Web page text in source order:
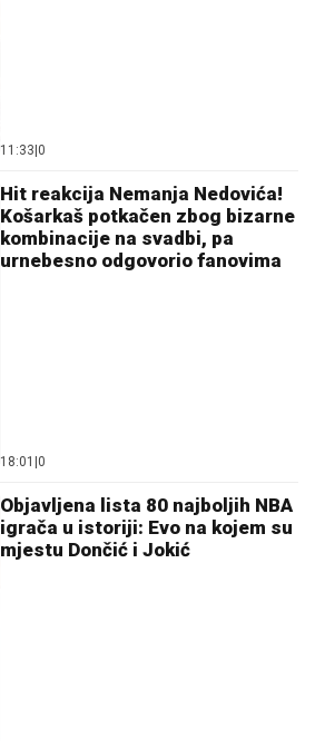
11:33 0
Hit reakcija Nemanja Nedovića!
Košarkaš potkačen zbog bizarne
kombinacije na svadbi, pa
urnebesno odgovorio fanovima
18:01 0
Objavljena lista 80 najboljih NBA
igrača u istoriji: Evo na kojem su
mjestu Dončić i Jokić